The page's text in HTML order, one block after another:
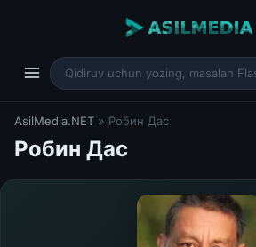
AsilMedia.NET » Робин Дас
Робин Дас